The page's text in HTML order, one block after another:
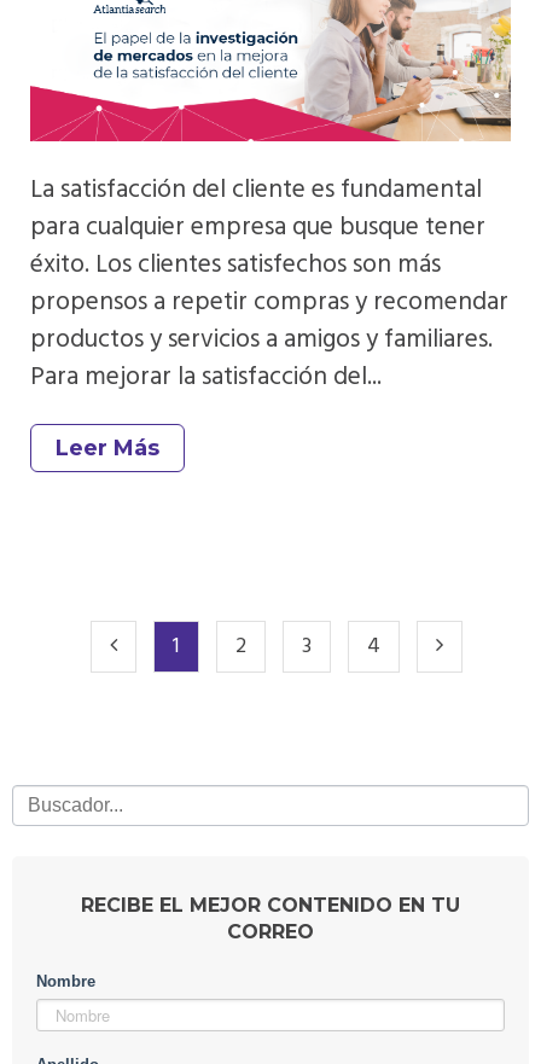
La satisfacción del cliente es fundamental
para cualquier empresa que busque tener
éxito. Los clientes satisfechos son más
propensos a repetir compras y recomendar
productos y servicios a amigos y familiares.
Para mejorar la satisfacción del...
Leer Más
1 2 3 4
RECIBE EL MEJOR CONTENIDO EN TU
CORREO